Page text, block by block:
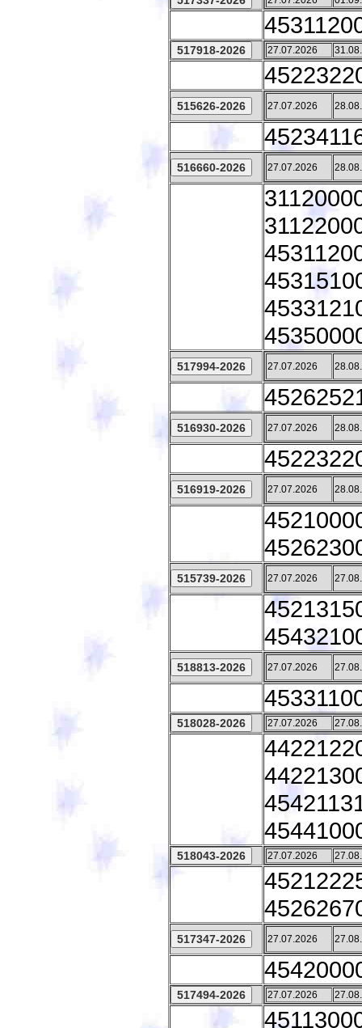
27.07.2026
27.07.2026
27.07.2026
27.07.2026
27.07.2026
27.07.2026
27.07.2026
27.07.2026
27.07.2026
27.07.2026
27.07.2026
27.07.2026